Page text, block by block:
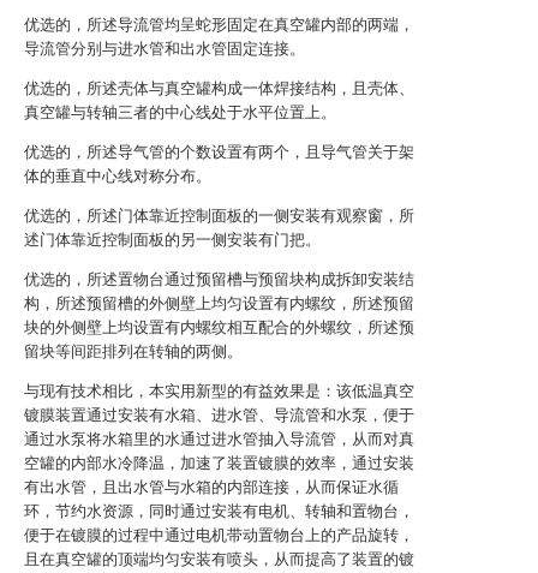
优选的，所述导流管均呈蛇形固定在真空罐内部的两端，
导流管分别与进水管和出水管固定连接。
优选的，所述壳体与真空罐构成一体焊接结构，且壳体、
真空罐与转轴三者的中心线处于水平位置上。
优选的，所述导气管的个数设置有两个，且导气管关于架
体的垂直中心线对称分布。
优选的，所述门体靠近控制面板的一侧安装有观察窗，所
述门体靠近控制面板的另一侧安装有门把。
优选的，所述置物台通过预留槽与预留块构成拆卸安装结
构，所述预留槽的外侧壁上均匀设置有内螺纹，所述预留
块的外侧壁上均设置有内螺纹相互配合的外螺纹，所述预
留块等间距排列在转轴的两侧。
与现有技术相比，本实用新型的有益效果是：该低温真空
镀膜装置通过安装有水箱、进水管、导流管和水泵，便于
通过水泵将水箱里的水通过进水管抽入导流管，从而对真
空罐的内部水冷降温，加速了装置镀膜的效率，通过安装
有出水管，且出水管与水箱的内部连接，从而保证水循
环，节约水资源，同时通过安装有电机、转轴和置物台，
便于在镀膜的过程中通过电机带动置物台上的产品旋转，
且在真空罐的顶端均匀安装有喷头，从而提高了装置的镀